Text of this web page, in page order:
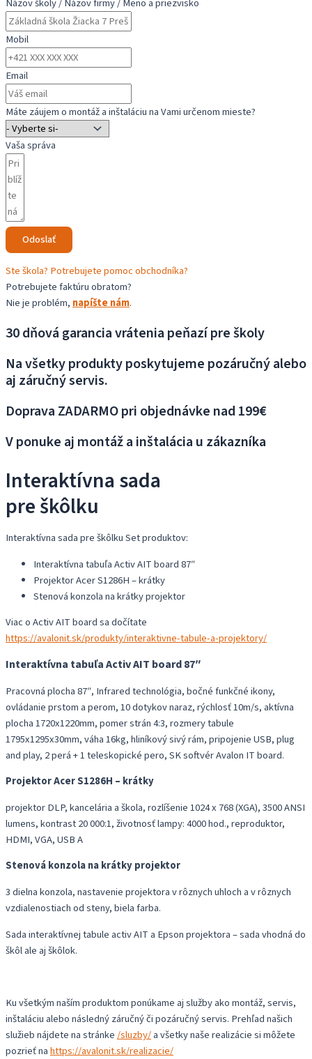
Názov školy / Názov firmy / Meno a priezvisko
Mobil
Email
Máte záujem o montáž a inštaláciu na Vami určenom mieste?
Vaša správa
Odoslať
Ste škola? Potrebujete pomoc obchodníka?
Potrebujete faktúru obratom?
Nie je problém,napíšte nám.
30 dňová garancia vrátenia peňazí pre školy
Na všetky produkty poskytujeme pozáručný alebo
aj záručný servis.
Doprava ZADARMO pri objednávke nad 199€
V ponuke aj montáž a inštalácia u zákazníka
Interaktívna sada
pre škôlku
Interaktívna sada pre škôlku Set produktov:
Interaktívna tabuľa Activ AIT board 87″
Projektor Acer S1286H – krátky
Stenová konzola na krátky projektor
Viac o Activ AIT board sa dočítate
https://avalonit.sk/produkty/interaktivne-tabule-a-projektory/
Interaktívna tabuľa Activ AIT board 87″
Pracovná plocha 87″, Infrared technológia, bočné funkčné ikony,
ovládanie prstom a perom, 10 dotykov naraz, rýchlosť 10m/s, aktívna
plocha 1720x1220mm, pomer strán 4:3, rozmery tabule
1795x1295x30mm, váha 16kg, hliníkový sivý rám, pripojenie USB, plug
and play, 2 perá + 1 teleskopické pero, SK softvér Avalon IT board.
Projektor Acer S1286H – krátky
projektor DLP, kancelária a škola, rozlíšenie 1024 x 768 (XGA), 3500 ANSI
lumens, kontrast 20 000:1, životnosť lampy: 4000 hod., reproduktor,
HDMI, VGA, USB A
Stenová konzola na krátky projektor
3 dielna konzola, nastavenie projektora v rôznych uhloch a v rôznych
vzdialenostiach od steny, biela farba.
Sada interaktívnej tabule activ AIT a Epson projektora – sada vhodná do
škôl ale aj škôlok.
Ku všetkým naším produktom ponúkame aj služby ako montáž, servis,
inštaláciu alebo následný záručný či pozáručný servis. Prehľad našich
služieb nájdete na stránke/sluzby/a všetky naše realizácie si môžete
pozrieť nahttps://avalonit.sk/realizacie/